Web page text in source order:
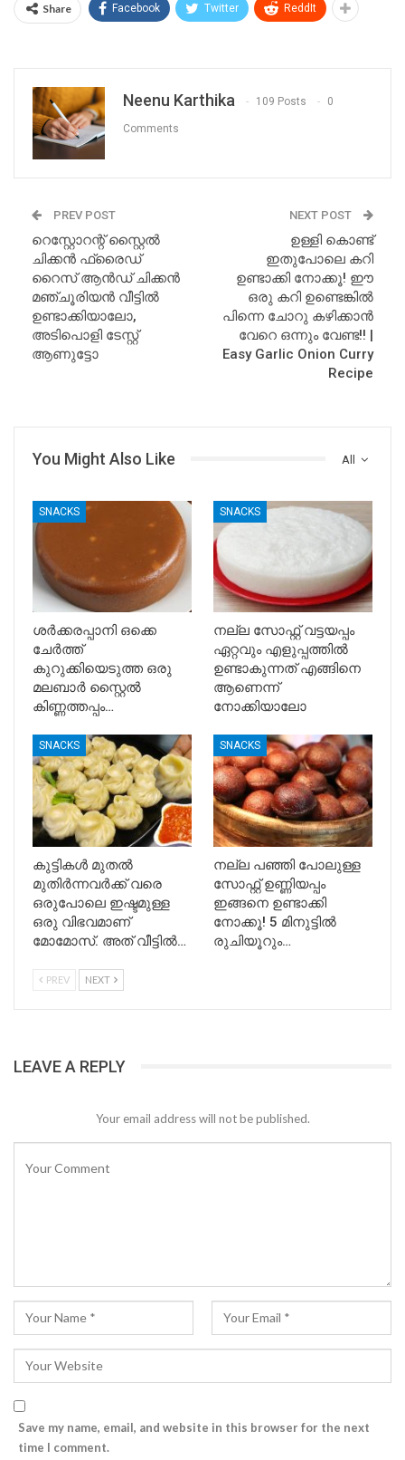
Share Facebook Twitter ReddIt
Neenu Karthika 109 Posts 0
Comments
PREV POST
റെസ്റ്റോറന്റ് സ്റ്റൈൽ
ചിക്കൻ ഫ്രൈഡ്
റൈസ് ആൻഡ് ചിക്കൻ
മഞ്ചൂരിയൻ വീട്ടിൽ
ഉണ്ടാക്കിയാലോ,
അടിപൊളി ടേസ്റ്റ്
ആണുട്ടോ
NEXT POST
ഉള്ളി കൊണ്ട്
ഇതുപോലെ കറി
ഉണ്ടാക്കി നോക്കൂ! ഈ
ഒരു കറി ഉണ്ടെങ്കിൽ
പിന്നെ ചോറു കഴിക്കാൻ
വേറെ ഒന്നും വേണ്ട!! |
Easy Garlic Onion Curry
Recipe
All
You Might Also Like
SNACKS
ശർക്കരപ്പാനി ഒക്കെ
ചേർത്ത്
കുറുക്കിയെടുത്ത ഒരു
മലബാർ സ്റ്റൈൽ
കിണ്ണത്തപ്പം…
SNACKS
നല്ല സോഫ്റ്റ്‌ വട്ടയപ്പം
ഏറ്റവും എളുപ്പത്തിൽ
ഉണ്ടാകുന്നത് എങ്ങിനെ
ആണെന്ന്
നോക്കിയാലോ
SNACKS
കുട്ടികൾ മുതൽ
മുതിർന്നവർക്ക് വരെ
ഒരുപോലെ ഇഷ്ടമുള്ള
ഒരു വിഭവമാണ്
മോമോസ്. അത് വീട്ടിൽ…
SNACKS
നല്ല പഞ്ഞി പോലുള്ള
സോഫ്റ്റ് ഉണ്ണിയപ്പം
ഇങ്ങനെ ഉണ്ടാക്കി
നോക്കൂ! 5 മിനുട്ടിൽ
രുചിയൂറും…
PREV NEXT
LEAVE A REPLY
Your email address will not be published.
Save my name, email, and website in this browser for the next
time I comment.